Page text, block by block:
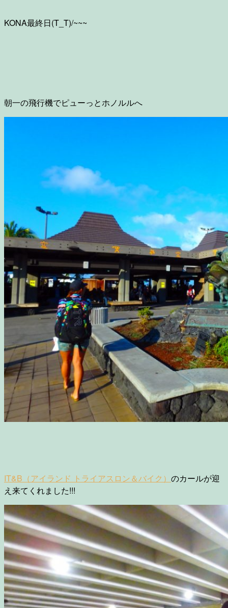
KONA最終日(T_T)/~~~
朝一の飛行機でピューっとホノルルへ
IT&B（アイランド トライアスロン＆バイク） のカールが迎
え来てくれました!!!